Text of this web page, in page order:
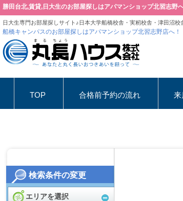
検索条件の変更
エリアを選択
勝田台北,賃貸,日大生のお部屋探しはアパマンショップ北習志野へ
日大生専門お部屋探しサイト♪日本大学船橋校舎・実籾校舎・津田沼校
船橋キャンパスのお部屋探しはアパマンショップ北習志野店へ！
TOP 合格前予約の流れ 来